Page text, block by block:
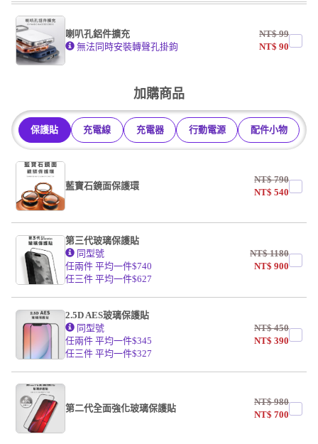
掛繩
undefined / undefined
喇叭孔鋁件擴充
無法同時安裝轉聲孔掛鉤
NT$99
NT$90
加購商品
保護貼 充電線 充電器 行動電源 配件小物
藍寶石鏡面保護環
NT$790
NT$540
第三代玻璃保護貼
同型號
任兩件 平均一件$740
任三件 平均一件$627
NT$1180
NT$900
2.5D AES玻璃保護貼
同型號
任兩件 平均一件$345
任三件 平均一件$327
NT$450
NT$390
第二代全面強化玻璃保護貼
NT$980
NT$700